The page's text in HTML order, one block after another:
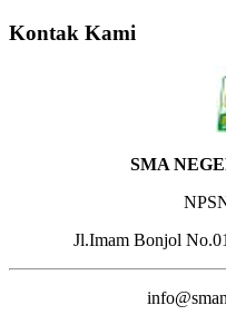
Kontak Kami
SMA
Jl.Imam Bonjol